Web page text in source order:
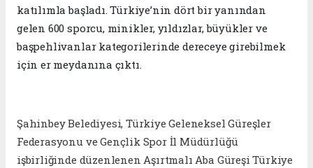
katılımla başladı. Türkiye’nin dört bir yanından
gelen 600 sporcu, minikler, yıldızlar, büyükler ve
başpehlivanlar kategorilerinde dereceye girebilmek
için er meydanına çıktı.
Şahinbey Belediyesi, Türkiye Geleneksel Güreşler
Federasyonu ve Gençlik Spor İl Müdürlüğü
işbirliğinde düzenlenen Aşırtmalı Aba Güreşi Türkiye